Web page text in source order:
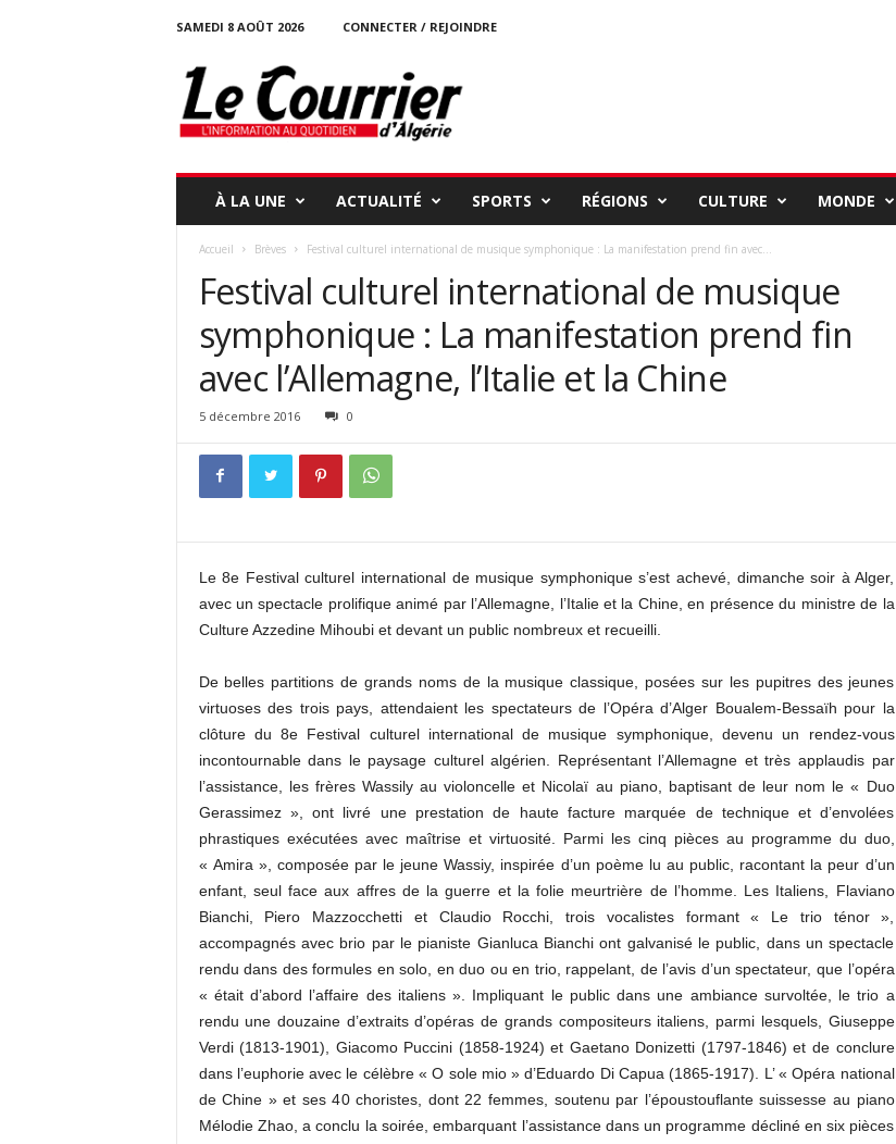
SAMEDI 8 AOÛT 2026
CONNECTER / REJOINDRE
o
u
i
À LA UNE ACTUALITÉ SPORTS RÉGIONS CULTURE MONDE
Accueil Brèves Festival culturel international de musique symphonique : La manifestation prend fin avec...
Festival culturel international de musique
symphonique : La manifestation prend fin
avec l’Allemagne, l’Italie et la Chine
5 décembre 2016 0
Le 8e Festival culturel international de musique symphonique s’est achevé, dimanche soir à Alger,
avec un spectacle prolifique animé par l’Allemagne, l’Italie et la Chine, en présence du ministre de la
Culture Azzedine Mihoubi et devant un public nombreux et recueilli.
De belles partitions de grands noms de la musique classique, posées sur les pupitres des jeunes
virtuoses des trois pays, attendaient les spectateurs de l’Opéra d’Alger Boualem-Bessaïh pour la
clôture du 8e Festival culturel international de musique symphonique, devenu un rendez-vous
incontournable dans le paysage culturel algérien. Représentant l’Allemagne et très applaudis par
l’assistance, les frères Wassily au violoncelle et Nicolaï au piano, baptisant de leur nom le « Duo
Gerassimez », ont livré une prestation de haute facture marquée de technique et d’envolées
phrastiques exécutées avec maîtrise et virtuosité. Parmi les cinq pièces au programme du duo,
« Amira », composée par le jeune Wassiy, inspirée d’un poème lu au public, racontant la peur d’un
enfant, seul face aux affres de la guerre et la folie meurtrière de l’homme. Les Italiens, Flaviano
Bianchi, Piero Mazzocchetti et Claudio Rocchi, trois vocalistes formant « Le trio ténor »,
accompagnés avec brio par le pianiste Gianluca Bianchi ont galvanisé le public, dans un spectacle
rendu dans des formules en solo, en duo ou en trio, rappelant, de l’avis d’un spectateur, que l’opéra
« était d’abord l’affaire des italiens ». Impliquant le public dans une ambiance survoltée, le trio a
rendu une douzaine d’extraits d’opéras de grands compositeurs italiens, parmi lesquels, Giuseppe
Verdi (1813-1901), Giacomo Puccini (1858-1924) et Gaetano Donizetti (1797-1846) et de conclure
dans l’euphorie avec le célèbre « O sole mio » d’Eduardo Di Capua (1865-1917). L’ « Opéra national
de Chine » et ses 40 choristes, dont 22 femmes, soutenu par l’époustouflante suissesse au piano
Mélodie Zhao, a conclu la soirée, embarquant l’assistance dans un programme décliné en six pièces